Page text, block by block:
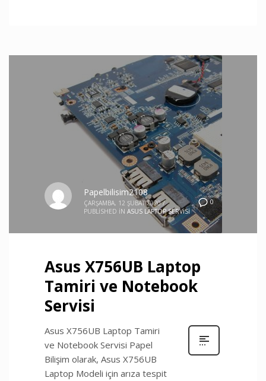
0
Papelbilisim2108
ÇARŞAMBA, 12 ŞUBAT 2020 /
PUBLISHED IN ASUS LAPTOP SERVISI
Asus X756UB Laptop
Tamiri ve Notebook
Servisi
Asus X756UB Laptop Tamiri
ve Notebook Servisi Papel
Bilişim olarak, Asus X756UB
Laptop Modeli için arıza tespit